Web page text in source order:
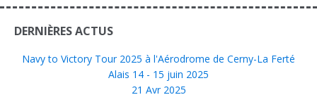
DERNIÈRES ACTUS
Navy to Victory Tour 2025 à l'Aérodrome de Cerny-La Ferté
Alais 14 - 15 juin 2025
21 Avr 2025